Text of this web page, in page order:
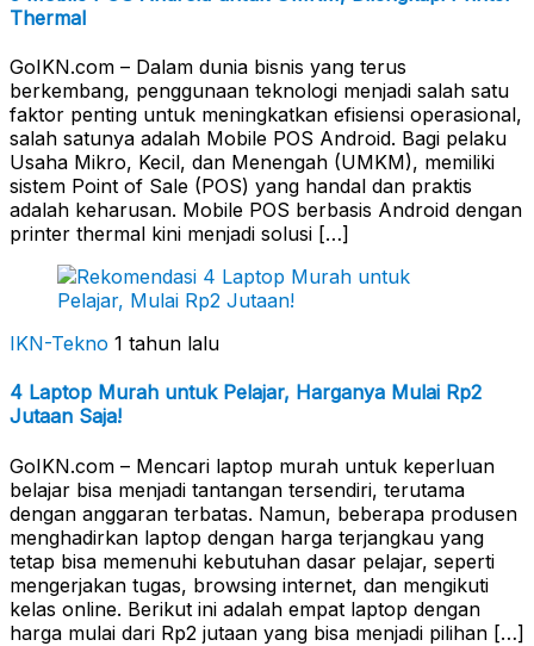
Thermal
GoIKN.com – Dalam dunia bisnis yang terus
berkembang, penggunaan teknologi menjadi salah satu
faktor penting untuk meningkatkan efisiensi operasional,
salah satunya adalah Mobile POS Android. Bagi pelaku
Usaha Mikro, Kecil, dan Menengah (UMKM), memiliki
sistem Point of Sale (POS) yang handal dan praktis
adalah keharusan. Mobile POS berbasis Android dengan
printer thermal kini menjadi solusi […]
IKN-Tekno 1 tahun lalu
4 Laptop Murah untuk Pelajar, Harganya Mulai Rp2
Jutaan Saja!
GoIKN.com – Mencari laptop murah untuk keperluan
belajar bisa menjadi tantangan tersendiri, terutama
dengan anggaran terbatas. Namun, beberapa produsen
menghadirkan laptop dengan harga terjangkau yang
tetap bisa memenuhi kebutuhan dasar pelajar, seperti
mengerjakan tugas, browsing internet, dan mengikuti
kelas online. Berikut ini adalah empat laptop dengan
harga mulai dari Rp2 jutaan yang bisa menjadi pilihan […]